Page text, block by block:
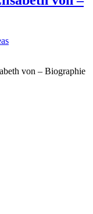
von – Biographie